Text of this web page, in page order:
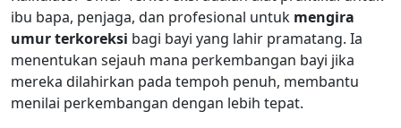
ibu bapa, penjaga, dan profesional untuk mengira
umur terkoreksi bagi bayi yang lahir pramatang. Ia
menentukan sejauh mana perkembangan bayi jika
mereka dilahirkan pada tempoh penuh, membantu
menilai perkembangan dengan lebih tepat.